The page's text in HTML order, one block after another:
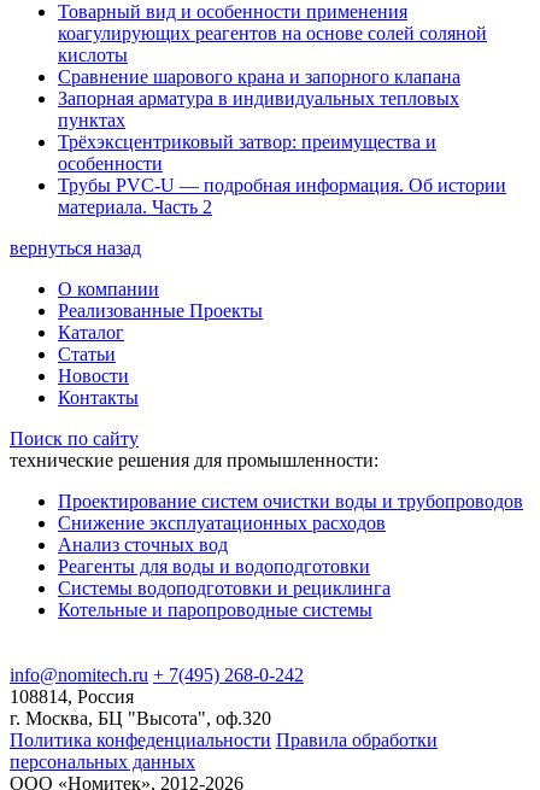
Товарный вид и особенности применения
коагулирующих реагентов на основе солей соляной
кислоты
Сравнение шарового крана и запорного клапана
Запорная арматура в индивидуальных тепловых
пунктах
Трёхэксцентриковый затвор: преимущества и
особенности
Трубы PVC-U — подробная информация. Об истории
материала. Часть 2
вернуться назад
О компании
Реализованные Проекты
Каталог
Статьи
Новости
Контакты
Поиск по сайту
технические решения для промышленности:
Проектирование систем очистки воды и трубопроводов
Снижение эксплуатационных расходов
Анализ сточных вод
Реагенты для воды и водоподготовки
Системы водоподготовки и рециклинга
Котельные и паропроводные системы
info@nomitech.ru + 7(495) 268-0-242
108814, Россия
г. Москва, БЦ "Высота", оф.320
Политика конфеденциальности Правила обработки
персональных данных
ООО «Номитек», 2012-2026